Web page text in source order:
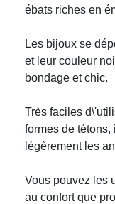
ébats riches en
Les bijoux se
et leur couleur
bondage et chic.
Très faciles
formes de
légèrement les
Vous pouvez les
au confort que